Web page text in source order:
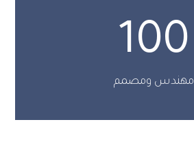
100
مهندس ومصمم